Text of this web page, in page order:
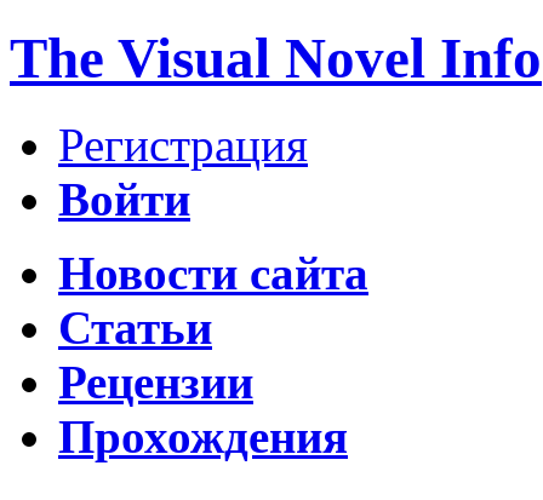
The Visual Novel Info
Регистрация
Войти
Новости сайта
Статьи
Рецензии
Прохождения